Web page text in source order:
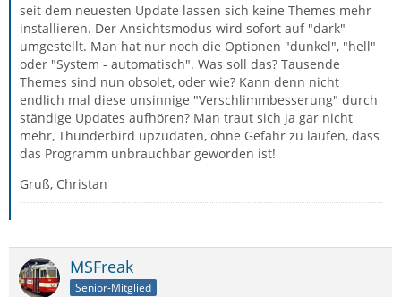
seit dem neuesten Update lassen sich keine Themes mehr
installieren. Der Ansichtsmodus wird sofort auf "dark"
umgestellt. Man hat nur noch die Optionen "dunkel", "hell"
oder "System - automatisch". Was soll das? Tausende
Themes sind nun obsolet, oder wie? Kann denn nicht
endlich mal diese unsinnige "Verschlimmbesserung" durch
ständige Updates aufhören? Man traut sich ja gar nicht
mehr, Thunderbird upzudaten, ohne Gefahr zu laufen, dass
das Programm unbrauchbar geworden ist!
Gruß, Christan
MSFreak
Senior-Mitglied